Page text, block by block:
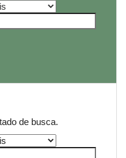
de busca.